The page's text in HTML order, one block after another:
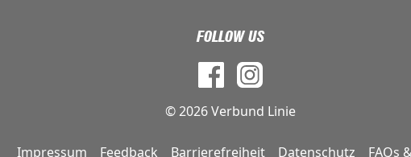
FOLLOW US
© 2026 Verbund Linie
Impressum Feedback Barrierefreiheit Datenschutz FAQs